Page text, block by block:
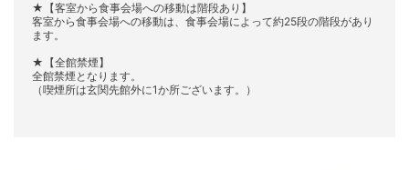
★【客室から食事会場への移動は階段あり】
客室から食事会場への移動は、食事会場によって約25段の階段があり
ます。
★【全館禁煙】
全館禁煙となります。
（喫煙所は玄関先館外に1か所ございます。）